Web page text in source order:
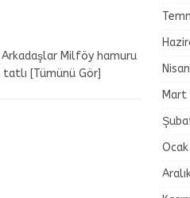
Milföy hamuru
tatlı [Tümünü Gör]
Mart